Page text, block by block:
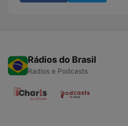
Rádios do Brasil
Radios e Podcasts